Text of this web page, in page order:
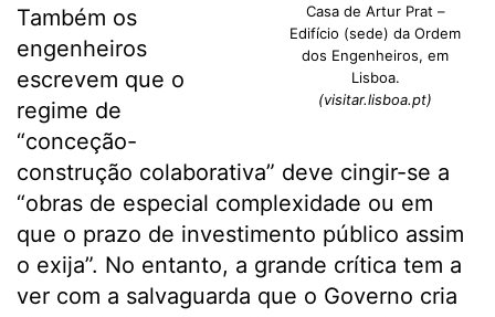
Casa de Artur Prat –
Edifício (sede) da Ordem
dos Engenheiros, em
Lisboa.
(visitar.lisboa.pt)
Também os
engenheiros
escrevem que o
regime de
“conceção-
construção colaborativa” deve cingir-se a
“obras de especial complexidade ou em
que o prazo de investimento público assim
o exija”. No entanto, a grande crítica tem a
ver com a salvaguarda que o Governo cria